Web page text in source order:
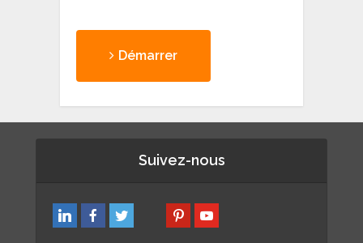
Démarrer
Suivez-nous